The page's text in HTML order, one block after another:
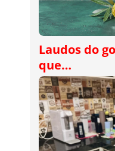
Laudos do
que…